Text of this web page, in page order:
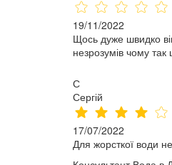
19/11/2022
Щось дуже швидко
незрозумів чому
С
Сергій
17/07/2022
Для жорсткої води